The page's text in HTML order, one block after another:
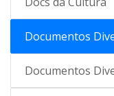
Documentos
Documentos